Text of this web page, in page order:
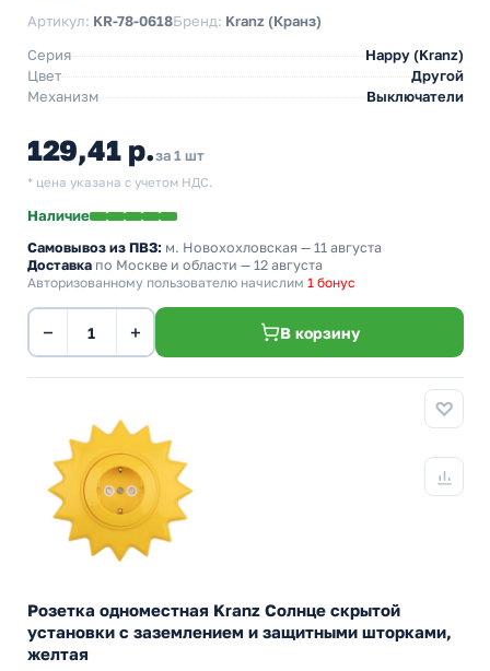
Артикул: KR-78-0618Бренд: Kranz (Кранз)
Серия
Happy (Kranz)
Цвет
Другой
Механизм
Выключатели
129,41 р.за 1 шт
* цена указана с учетом НДС.
Наличие
Самовывоз из ПВЗ: м. Новохохловская — 11 августа
Доставка по Москве и области — 12 августа
Авторизованному пользователю начислим 1 бонус
− + В корзину
Розетка одноместная Kranz Солнце скрытой
установки с заземлением и защитными шторками,
желтая